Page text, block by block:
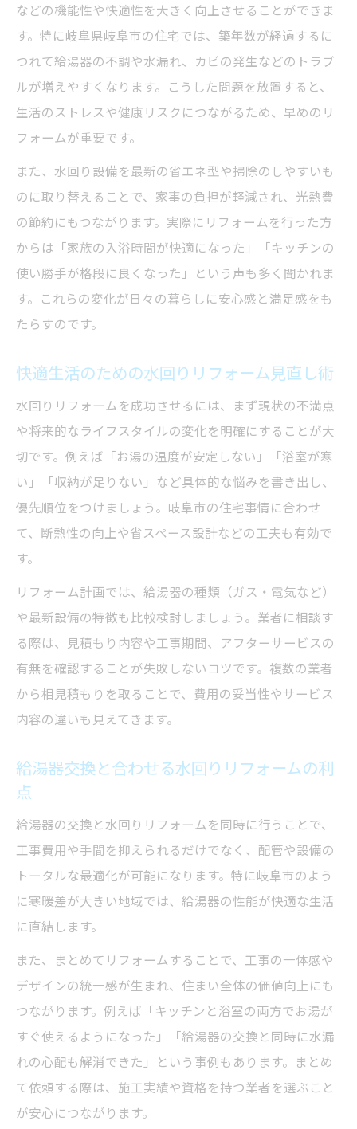
などの機能性や快適性を大きく向上させることができま
す。特に岐阜県岐阜市の住宅では、築年数が経過するに
つれて給湯器の不調や水漏れ、カビの発生などのトラブ
ルが増えやすくなります。こうした問題を放置すると、
生活のストレスや健康リスクにつながるため、早めのリ
フォームが重要です。
また、水回り設備を最新の省エネ型や掃除のしやすいも
のに取り替えることで、家事の負担が軽減され、光熱費
の節約にもつながります。実際にリフォームを行った方
からは「家族の入浴時間が快適になった」「キッチンの
使い勝手が格段に良くなった」という声も多く聞かれま
す。これらの変化が日々の暮らしに安心感と満足感をも
たらすのです。
快適生活のための水回りリフォーム見直し術
水回りリフォームを成功させるには、まず現状の不満点
や将来的なライフスタイルの変化を明確にすることが大
切です。例えば「お湯の温度が安定しない」「浴室が寒
い」「収納が足りない」など具体的な悩みを書き出し、
優先順位をつけましょう。岐阜市の住宅事情に合わせ
て、断熱性の向上や省スペース設計などの工夫も有効で
す。
リフォーム計画では、給湯器の種類（ガス・電気など）
や最新設備の特徴も比較検討しましょう。業者に相談す
る際は、見積もり内容や工事期間、アフターサービスの
有無を確認することが失敗しないコツです。複数の業者
から相見積もりを取ることで、費用の妥当性やサービス
内容の違いも見えてきます。
給湯器交換と合わせる水回りリフォームの利
点
給湯器の交換と水回りリフォームを同時に行うことで、
工事費用や手間を抑えられるだけでなく、配管や設備の
トータルな最適化が可能になります。特に岐阜市のよう
に寒暖差が大きい地域では、給湯器の性能が快適な生活
に直結します。
また、まとめてリフォームすることで、工事の一体感や
デザインの統一感が生まれ、住まい全体の価値向上にも
つながります。例えば「キッチンと浴室の両方でお湯が
すぐ使えるようになった」「給湯器の交換と同時に水漏
れの心配も解消できた」という事例もあります。まとめ
て依頼する際は、施工実績や資格を持つ業者を選ぶこと
が安心につながります。